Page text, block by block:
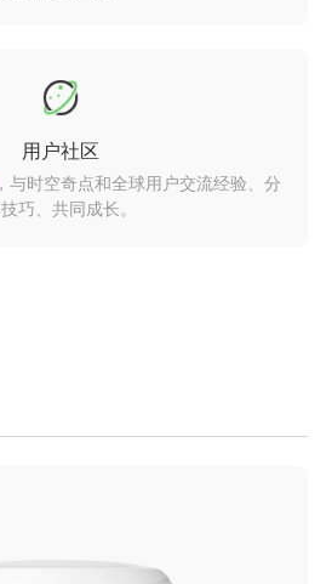
用户社区
，与时空奇点和全球用户交流经验、分
巧、共同成长。